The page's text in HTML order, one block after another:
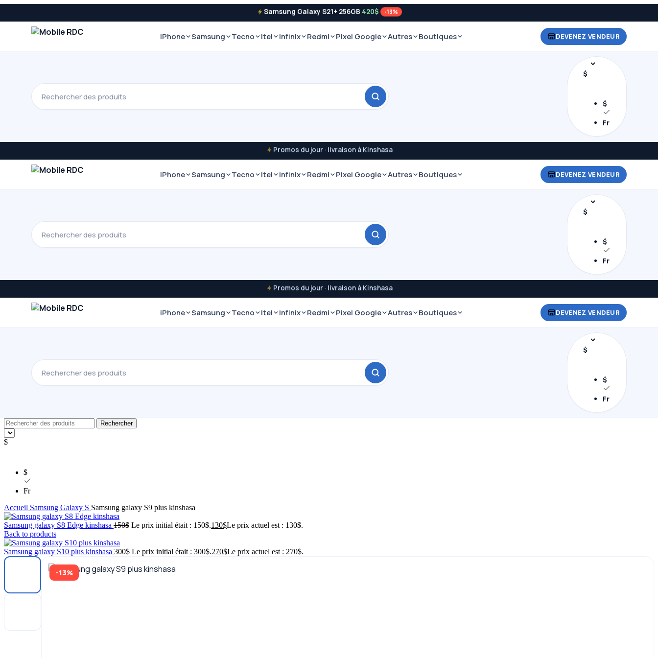
Samsung Galaxy S21+ 256GB 420$ -13%
iPhone Samsung Tecno Itel Infinix Redmi Pixel Google Autres Boutiques DEVENEZ VENDEUR
$
$
Fr
Promos du jour · livraison à Kinshasa
iPhone Samsung Tecno Itel Infinix Redmi Pixel Google Autres Boutiques DEVENEZ VENDEUR
$
$
Fr
Promos du jour · livraison à Kinshasa
iPhone Samsung Tecno Itel Infinix Redmi Pixel Google Autres Boutiques DEVENEZ VENDEUR
$
$
Fr
Rechercher
$
$
Fr
Accueil Samsung Galaxy S Samsung galaxy S9 plus kinshasa
Samsung galaxy S8 Edge kinshasa 150$ Le prix initial était : 150$.130$Le prix actuel est : 130$.
Back to products
Samsung galaxy S10 plus kinshasa 300$ Le prix initial était : 300$.270$Le prix actuel est : 270$.
-13%